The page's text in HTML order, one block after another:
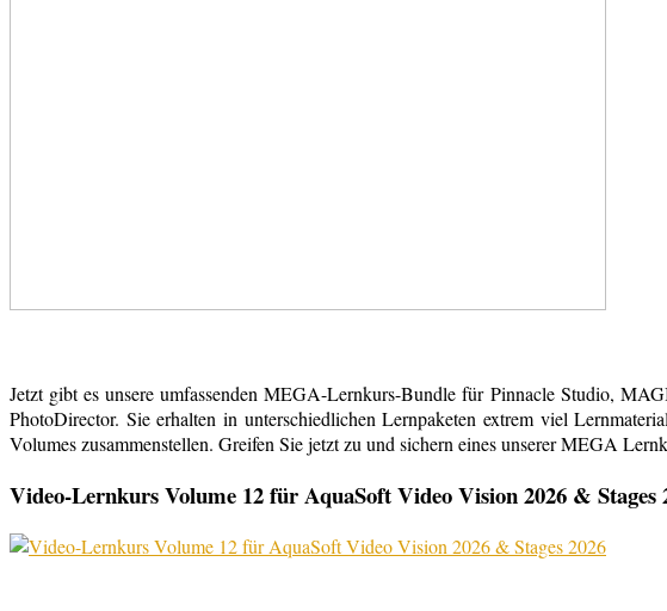
Jetzt gibt es unsere umfassenden MEGA-Lernkurs-Bundle für Pinnacle Studio,
PhotoDirector. Sie erhalten in unterschiedlichen Lernpaketen extrem viel
Volumes zusammenstellen. Greifen Sie jetzt zu und sichern eines unserer MEGA
Video-Lernkurs Volume 12 für AquaSoft Video Vision 2026 & Stages